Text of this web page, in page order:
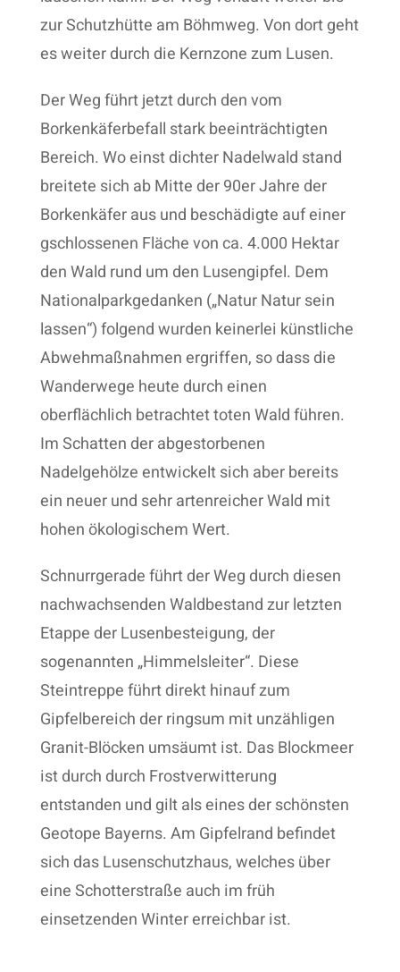
zur Schutzhütte am Böhmweg. Von dort geht
es weiter durch die Kernzone zum Lusen.
Der Weg führt jetzt durch den vom
Borkenkäferbefall stark beeinträchtigten
Bereich. Wo einst dichter Nadelwald stand
breitete sich ab Mitte der 90er Jahre der
Borkenkäfer aus und beschädigte auf einer
gschlossenen Fläche von ca. 4.000 Hektar
den Wald rund um den Lusengipfel. Dem
Nationalparkgedanken („Natur Natur sein
lassen“) folgend wurden keinerlei künstliche
Abwehmaßnahmen ergriffen, so dass die
Wanderwege heute durch einen
oberflächlich betrachtet toten Wald führen.
Im Schatten der abgestorbenen
Nadelgehölze entwickelt sich aber bereits
ein neuer und sehr artenreicher Wald mit
hohen ökologischem Wert.
Schnurrgerade führt der Weg durch diesen
nachwachsenden Waldbestand zur letzten
Etappe der Lusenbesteigung, der
sogenannten „Himmelsleiter“. Diese
Steintreppe führt direkt hinauf zum
Gipfelbereich der ringsum mit unzähligen
Granit-Blöcken umsäumt ist. Das Blockmeer
ist durch durch Frostverwitterung
entstanden und gilt als eines der schönsten
Geotope Bayerns. Am Gipfelrand befindet
sich das Lusenschutzhaus, welches über
eine Schotterstraße auch im früh
einsetzenden Winter erreichbar ist.